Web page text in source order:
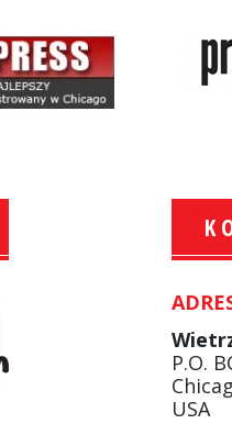
P.O.
USA